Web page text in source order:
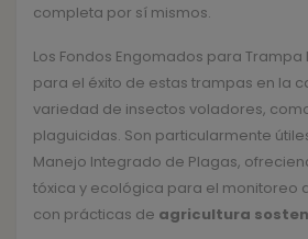
completa por sí mismos.
Los Fondos Engomados para
para el éxito de estas trampas en la
variedad de insectos voladores,
plaguicidas. Son particularmente
Manejo Integrado de Plagas,
tóxica y ecológica para el monitoreo
con prácticas de agricultura